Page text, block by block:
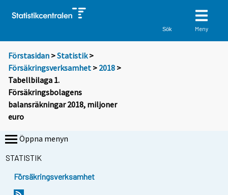
Sök Meny
Förstasidan >Statistik >
Försäkringsverksamhet > 2018 >
Tabellbilaga 1.
Försäkringsbolagens
balansräkningar 2018, miljoner
euro
Öppna menyn
STATISTIK
Försäkringsverksamhet